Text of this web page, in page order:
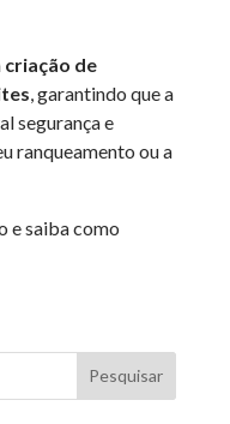
criação de
, garantindo que a
segurança e
ranqueamento ou a
e saiba como
Pesquisar